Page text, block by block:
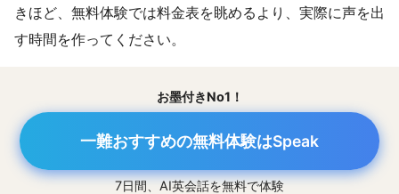
きほど、無料体験では料金表を眺めるより、実際に声を出
す時間を作ってください。
お墨付きNo1！
一難おすすめの無料体験はSpeak
7日間、AI英会話を無料で体験